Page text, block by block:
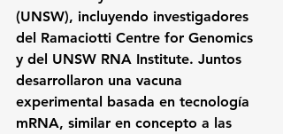
(UNSW), incluyendo investigadores
del Ramaciotti Centre for Genomics
y del UNSW RNA Institute. Juntos
desarrollaron una vacuna
experimental basada en tecnología
mRNA, similar en concepto a las